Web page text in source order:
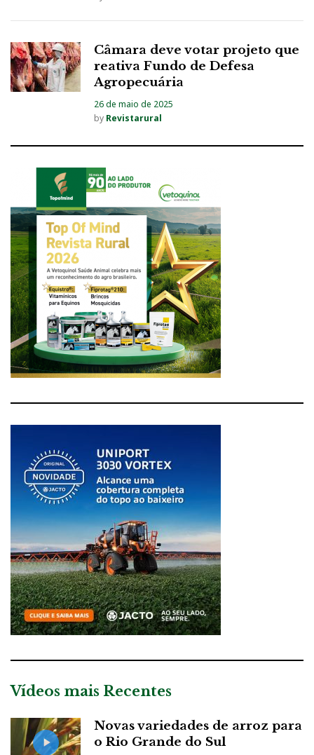
Câmara deve votar projeto que
reativa Fundo de Defesa
Agropecuária
26 de maio de 2025
by Revistarural
Vídeos mais Recentes
Novas variedades de arroz para
o Rio Grande do Sul